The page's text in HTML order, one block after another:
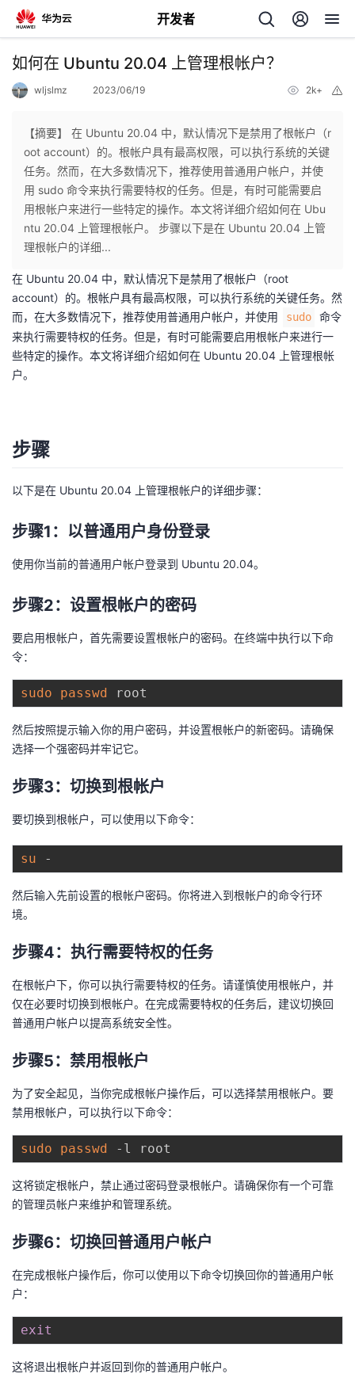
开发者
返
个
人
页
我
开
发
者
的
博
客
我
的
论
坛
我
的
圈
子
我
的
直
我
的
动
我
关
注
我
的
开
学
的
课
我
的
我
验
收
藏
我
的
我
持
技
术
持
的
云
建
议
如何在 Ubuntu 20.04 上管理根帐户？
wljslmz 2023/06/19 2k+
【摘要】 在 Ubuntu 20.04 中，默认情况下是禁用了根帐户（r
oot account）的。根帐户具有最高权限，可以执行系统的关键
任务。然而，在大多数情况下，推荐使用普通用户帐户，并使
用 sudo 命令来执行需要特权的任务。但是，有时可能需要启
用根帐户来进行一些特定的操作。本文将详细介绍如何在 Ubu
ntu 20.04 上管理根帐户。 步骤以下是在 Ubuntu 20.04 上管
理根帐户的详细...
在 Ubuntu 20.04 中，默认情况下是禁用了根帐户（root
account）的。根帐户具有最高权限，可以执行系统的关键任务。然
而，在大多数情况下，推荐使用普通用户帐户，并使用
sudo
命令
来执行需要特权的任务。但是，有时可能需要启用根帐户来进行一
些特定的操作。本文将详细介绍如何在 Ubuntu 20.04 上管理根帐
户。
步骤
以下是在 Ubuntu 20.04 上管理根帐户的详细步骤：
步骤1：以普通用户身份登录
使用你当前的普通用户帐户登录到 Ubuntu 20.04。
步骤2：设置根帐户的密码
要启用根帐户，首先需要设置根帐户的密码。在终端中执行以下命
令：
sudo passwd
然后按照提示输入你的用户密码，并设置根帐户的新密码。请确保
选择一个强密码并牢记它。
步骤3：切换到根帐户
要切换到根帐户，可以使用以下命令：
su
然后输入先前设置的根帐户密码。你将进入到根帐户的命令行环
境。
步骤4：执行需要特权的任务
在根帐户下，你可以执行需要特权的任务。请谨慎使用根帐户，并
仅在必要时切换到根帐户。在完成需要特权的任务后，建议切换回
普通用户帐户以提高系统安全性。
步骤5：禁用根帐户
为了安全起见，当你完成根帐户操作后，可以选择禁用根帐户。要
禁用根帐户，可以执行以下命令：
sudo passwd
这将锁定根帐户，禁止通过密码登录根帐户。请确保你有一个可靠
的管理员帐户来维护和管理系统。
步骤6：切换回普通用户帐户
在完成根帐户操作后，你可以使用以下命令切换回你的普通用户帐
户：
exit
这将退出根帐户并返回到你的普通用户帐户。